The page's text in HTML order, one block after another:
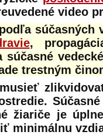
video
súčasných
,
súčasné
trestným
žiariče je
minimálnu